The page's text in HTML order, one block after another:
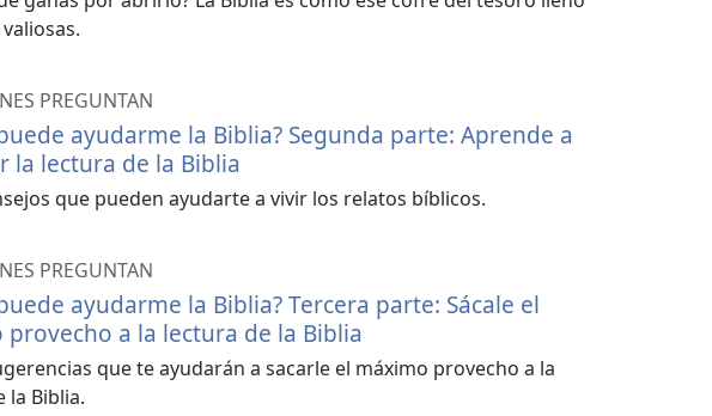
PREGUNTAN
ayudarme la Biblia? Segunda parte: Aprende a
la lectura de la Biblia
que pueden ayudarte a vivir los relatos bíblicos.
PREGUNTAN
ayudarme la Biblia? Tercera parte: Sácale el
provecho a la lectura de la Biblia
que te ayudarán a sacarle el máximo provecho a la
la Biblia.